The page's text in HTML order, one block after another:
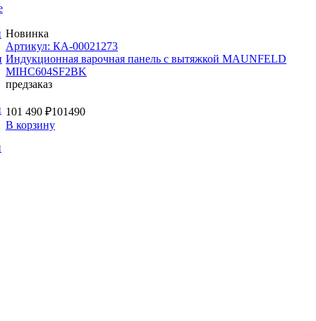
Новинка
Артикул: КА-00021273
Индукционная варочная панель с вытяжкой MAUNFELD
MIHC604SF2BK
предзаказ
101 490 ₽101490
В корзину